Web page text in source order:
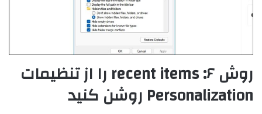
روش ۶: recent items را از تنظیمات
Personalization روشن کنید